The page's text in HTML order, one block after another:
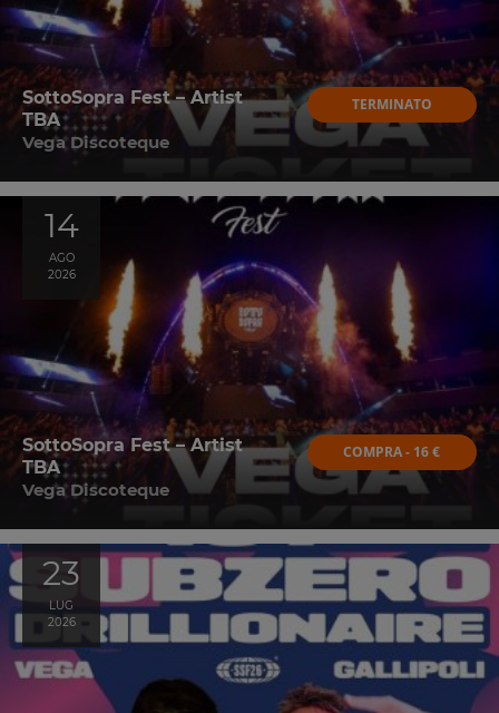
SottoSopra Fest – Artist
TBA
Vega Discoteque
TERMINATO
14
AGO
2026
SottoSopra Fest – Artist
TBA
Vega Discoteque
COMPRA - 16 €
23
LUG
2026